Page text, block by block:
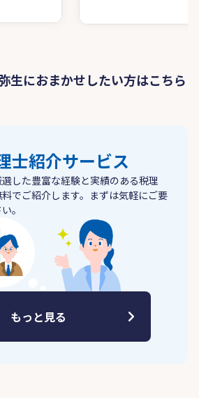
生におまかせしたい方はこちら
士紹介サービス
した豊富な経験と実績のある税理
でご紹介します。まずは気軽にご要
。
もっと見る